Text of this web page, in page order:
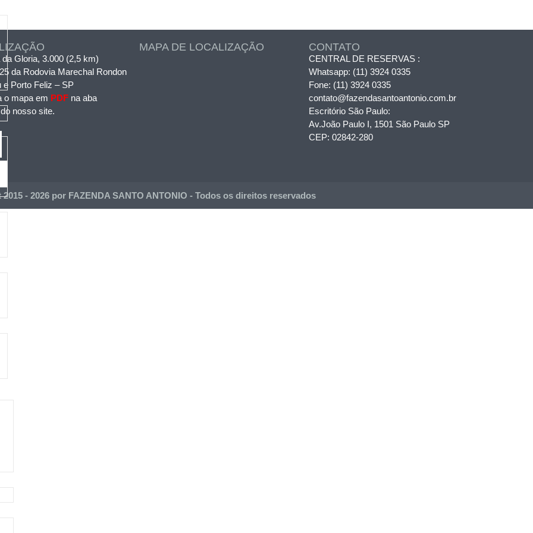
da Gloria, 3.000 (2,5 km)
da Rodovia Marechal Rondon
e Porto Feliz – SP
o mapa em PDF na aba
nosso site.
MAPA DE LOCALIZAÇÃO CONTATO
CENTRAL DE RESERVAS :
Whatsapp: (11) 3924 0335
Fone: (11) 3924 0335
contato@fazendasantoantonio.com.br
Escritório São Paulo:
Av.João Paulo I, 1501 São Paulo SP
CEP: 02842-280
- 2026 por FAZENDA SANTO ANTONIO - Todos os direitos reservados